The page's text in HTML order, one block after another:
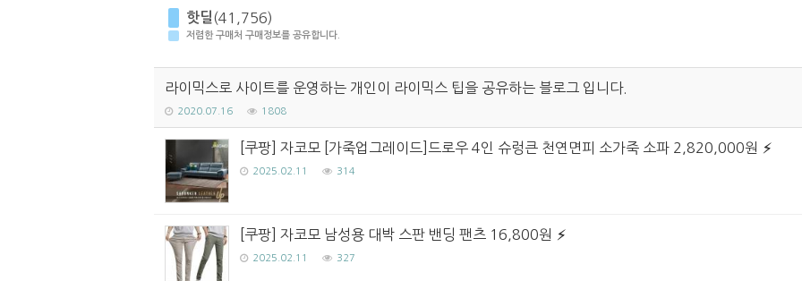
핫딜 (41,756)
저렴한 구매처 구매정보를 공유합니다.
라이믹스로 사이트를 운영하는 개인이 라이믹스 팁을 공유하는 블로그 입니다.
2020.07.16 1808
[쿠팡] 자코모 [가죽업그레이드]드로우 4인 슈렁큰 천연면피 소가죽 소파 2,820,000원
2025.02.11 314
[쿠팡] 자코모 남성용 대박 스판 밴딩 팬츠 16,800원
2025.02.11 327